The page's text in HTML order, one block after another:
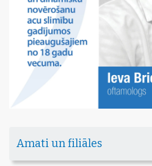
Amati un filiāles